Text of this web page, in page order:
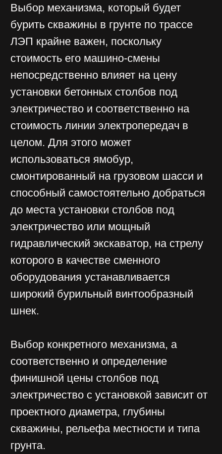
анкерная, угловая, концевая).
Немалое значение имеет и материал,
из которого изготавливаются опоры,
хотя цена установки столба
для электричества из бетона
примерно равна стоимости монтажа
деревянной опоры. Деревянные,
деревянные с пасынками,
железобетонные, стальные
одинаково — стоимость установки
столба под электричество зависит
от его назначения, высоты и массы
проводов, что определяет глубину
его заделки в грунт.
изготовлена опора и её
конструктивного исполнения на цену
установки столба под электричество
влияет местоположение воздушной
линии электропередач. Если трасса
проходит по незастроенным
территориям и городским пустырям,
то бурение скважин и монтаж
столбов для электричества труда не
дорожно-уличного или
внутридворового освещения для
выполнения работ необходима
работа в условиях ограниченного
пространства, что создаёт
определённые сложности и
соответственно влияет на стоимость
установки опоры ЛЭП или стойки
системы освещения.